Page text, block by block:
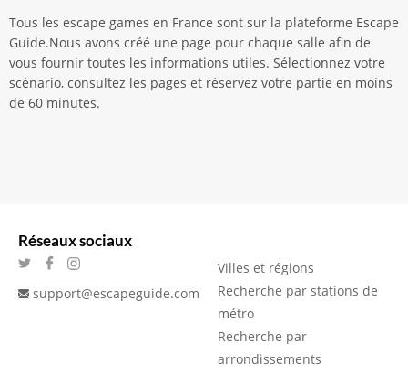
Tous les escape games en France sont sur la plateforme Escape
Guide.Nous avons créé une page pour chaque salle afin de
vous fournir toutes les informations utiles. Sélectionnez votre
scénario, consultez les pages et réservez votre partie en moins
de 60 minutes.
Réseaux sociaux
support@escapeguide.com
Villes et régions
Recherche par stations de
métro
Recherche par
arrondissements